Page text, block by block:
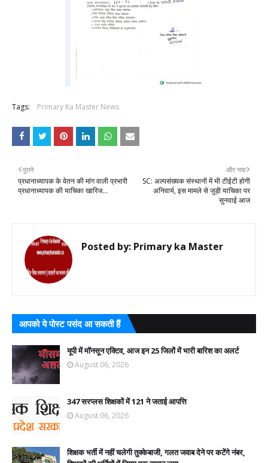
Tags: Primary Ka Master News
और नया
SC: अल्पसंख्यक संस्थानों में भी टीईटी होगी
अनिवार्य, इस मामले से जुड़ी याचिका पर
सुनवाई आज
पुराने
प्रधानाध्यापक के वेतन की मांग वाली प्रभारी
प्रधानाध्यापक की याचिका खारिज...
Posted by: Primary ka Master
आपको ये पोस्ट पसंद आ सकती हैं
यूपी में मॉनसून एक्टिव, आज इन 25 जिलों में भारी बारिश का अलर्ट
August 06, 2026
347 सरप्लस शिक्षकों में 121 ने जताई आपत्ति
August 06, 2026
शिक्षक भर्ती में नहीं चलेगी तुक्केबाजी, गलत जवाब देने पर कटेंगे नंबर,